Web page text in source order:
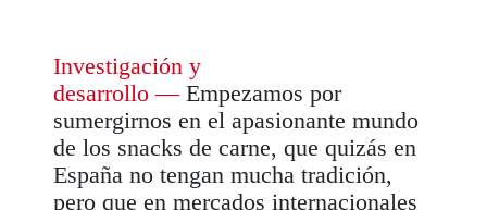
Investigación y
desarrollo —Empezamos por
sumergirnos en el apasionante mundo
de los snacks de carne, que quizás en
España no tengan mucha tradición,
pero que en mercados internacionales